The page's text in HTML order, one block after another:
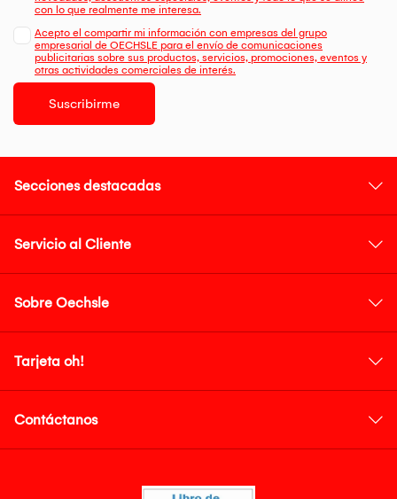
con lo que realmente me interesa.
Acepto el compartir mi información con empresas del grupo
empresarial de OECHSLE para el envío de comunicaciones
publicitarias sobre sus productos, servicios, promociones, eventos y
otras actividades comerciales de interés.
Suscribirme
Secciones destacadas
Servicio al Cliente
Sobre Oechsle
Tarjeta oh!
Contáctanos